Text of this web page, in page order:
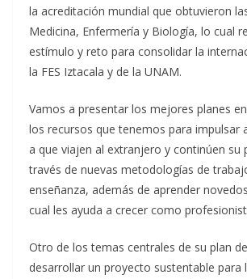
la acreditación mundial que obtuvieron
Medicina, Enfermería y Biología, lo cual
estímulo y reto para consolidar la
la FES Iztacala y de la UNAM.
Vamos a presentar los mejores planes
los recursos que tenemos para impulsar
a que viajen al extranjero y continúen su
través de nuevas metodologías de
enseñanza, además de aprender
cual les ayuda a crecer como
Otro de los temas centrales de su plan
desarrollar un proyecto sustentable para